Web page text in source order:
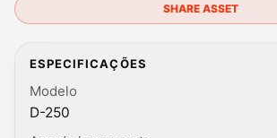
SHARE ASSET
ESPECIFICAÇÕES
Modelo
D-250